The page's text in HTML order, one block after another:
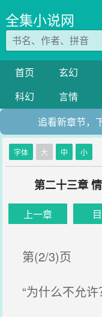
全集小说网
首页 玄幻
科幻
言情
追看新章节，
字体 大 中 小
第二十三章
上一章
第(2/3)页
“为什么不允许